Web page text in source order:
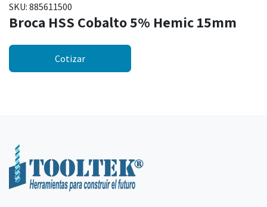
SKU: 885611500
Broca HSS Cobalto 5% Hemic 15mm
Cotizar